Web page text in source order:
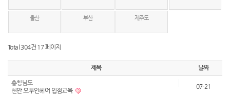
울산 부산 제주도
Total 304건 17 페이지
제목 날짜
충청남도
천안 오투인헤어 입점교육
07-21